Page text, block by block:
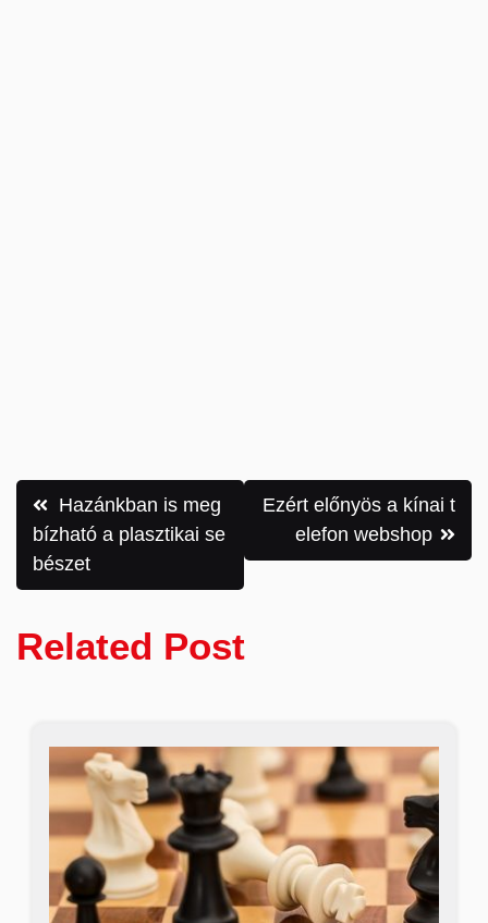
Bejegyzés
navigáció
Hazánkban is meg
bízható a plasztikai se
bészet
Ezért előnyös a kínai t
elefon webshop
Related Post